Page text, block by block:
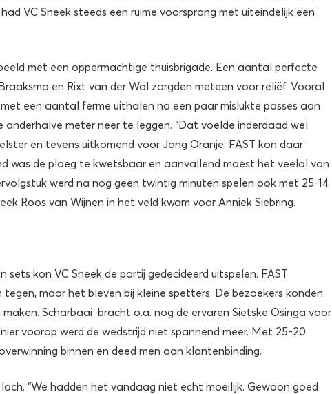
VC Sneek steeds een ruime voorsprong met uiteindelijk een
met een oppermachtige thuisbrigade. Een aantal perfecte
en Rixt van der Wal zorgden meteen voor reliëf. Vooral
een aantal ferme uithalen na een paar mislukte passes aan
anderhalve meter neer te leggen. “Dat voelde inderdaad wel
en tevens uitkomend voor Jong Oranje. FAST kon daar
was de ploeg te kwetsbaar en aanvallend moest het veelal van
werd na nog geen twintig minuten spelen ook met 25-14
Roos van Wijnen in het veld kwam voor Anniek Siebring.
kon VC Sneek de partij gedecideerd uitspelen. FAST
maar het bleven bij kleine spetters. De bezoekers konden
Scharbaai bracht o.a. nog de ervaren Sietske Osinga voor
voorop werd de wedstrijd niet spannend meer. Met 25-20
binnen en deed men aan klantenbinding.
“We hadden het vandaag niet echt moeilijk. Gewoon goed